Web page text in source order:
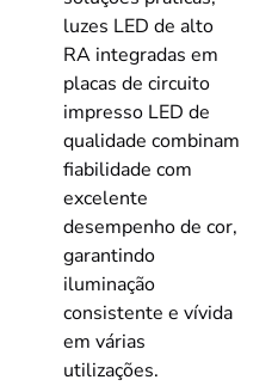
luzes LED de alto
RA integradas em
placas de circuito
impresso LED de
qualidade combinam
fiabilidade com
excelente
desempenho de cor,
garantindo
iluminação
consistente e vívida
em várias
utilizações.